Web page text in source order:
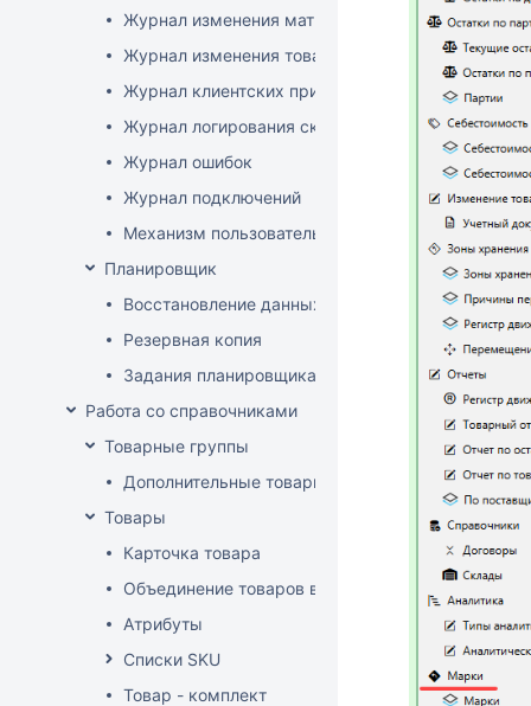
Журнал изменения матриц
Журнал изменения товаров
Журнал клиентских приложений
Журнал логирования сканирований штрихкодов
Журнал ошибок
Журнал подключений
Механизм пользовательского логирования
Планировщик
Восстановление данных
Резервная копия
Задания планировщика
Работа со справочниками
Товарные группы
Дополнительные товарные группы
Товары
Карточка товара
Объединение товаров в один (Слияние товаров)
Атрибуты
Списки SKU
Товар - комплект